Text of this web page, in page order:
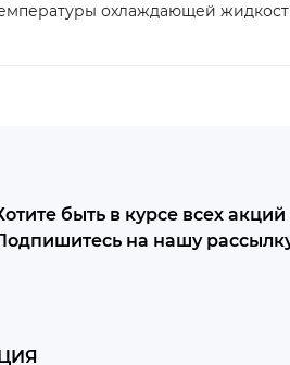
охлаждающей
быть в курсе всех
на нашу